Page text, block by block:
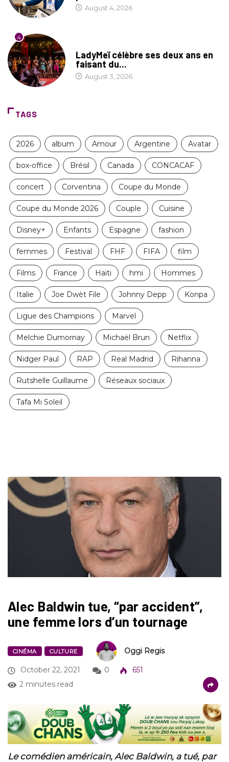
August 4, 2026
4
LadyMeï célèbre ses deux ans en
faisant du...
August 3, 2026
TAGS
2026 album Amour Argentine Avatar
box-office Brésil Canada CONCACAF
concert Corventina Coupe du Monde
Coupe du Monde 2026 Couple Cuisine
Disney+ Enfants Espagne fashion
femmes Festival FHF FIFA film
Films France Haïti hmi Hommes
Italie Joe Dwèt File Johnny Depp Konpa
Ligue des Champions Marvel
Melchie Dumornay Michaël Brun Netflix
Nidger Paul RAP Real Madrid Rihanna
Rutshelle Guillaume Réseaux sociaux
Tafa Mi Soleil
Alec Baldwin tue, “par accident”,
une femme lors d’un tournage
CINÉMA CULTURE Oggi Regis
October 22, 2021 0
651
2 minutes read
Le comédien américain, Alec Baldwin, a tué, par